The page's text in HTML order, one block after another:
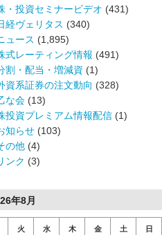
・投資セミナービデオ (431)
経ヴェリタス (340)
ュース (1,895)
式レーティング情報 (491)
割・配当・増減資 (1)
資系証券の注文動向 (328)
な会 (13)
投資プレミアム情報配信 (1)
知らせ (103)
の他 (4)
ンク (3)
年8月
火 水 木 金 土 日